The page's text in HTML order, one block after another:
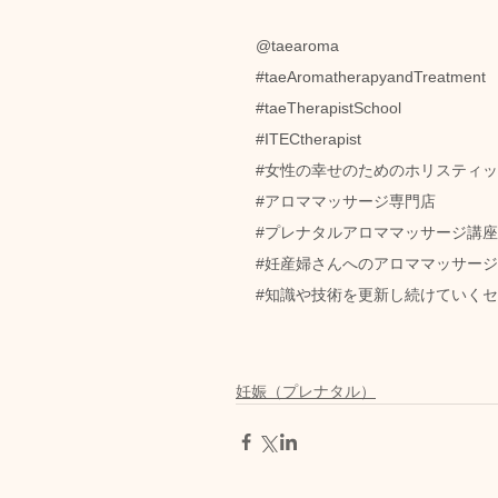
@taearoma
#taeAromatherapyandTreatment
#taeTherapistSchool
#ITECtherapist
#女性の幸せのためのホリスティ
#アロママッサージ専門店
#プレナタルアロママッサージ講座
#妊産婦さんへのアロママッサージ
#知識や技術を更新し続けていく
妊娠（プレナタル）